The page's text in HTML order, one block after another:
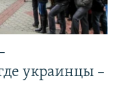
украинцы –